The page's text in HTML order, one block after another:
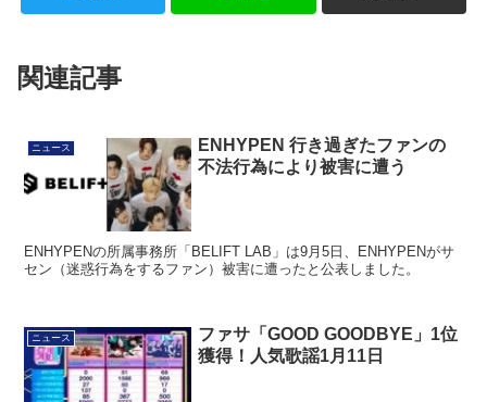
関連記事
ニュース
ENHYPEN 行き過ぎたファンの
不法行為により被害に遭う
ENHYPENの所属事務所「BELIFT LAB」は9月5日、ENHYPENがサ
セン（迷惑行為をするファン）被害に遭ったと公表しました。
ニュース
ファサ「GOOD GOODBYE」1位
獲得！人気歌謡1月11日